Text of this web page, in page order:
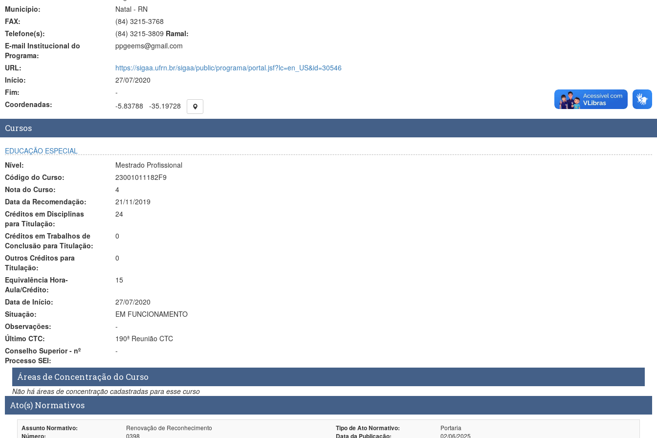
Município:
Natal - RN
FAX:
(84) 3215-3768
Telefone(s):
(84) 3215-3809 Ramal:
E-mail Institucional do
Programa:
ppgeems@gmail.com
URL:
https://sigaa.ufrn.br/sigaa/public/programa/portal.jsf?lc=en_US&id=30546
Início:
27/07/2020
Fim:
-
Coordenadas:
-5.83788 -35.19728
Cursos
EDUCAÇÃO ESPECIAL
Nível:
Mestrado Profissional
Código do Curso:
23001011182F9
Nota do Curso:
4
Data da Recomendação:
21/11/2019
Créditos em Disciplinas
para Titulação:
24
Créditos em Trabalhos de
Conclusão para Titulação:
0
Outros Créditos para
Titulação:
0
Equivalência Hora-
Aula/Crédito:
15
Data de Início:
27/07/2020
Situação:
EM FUNCIONAMENTO
Observações:
-
Último CTC:
190ª Reunião CTC
Conselho Superior - nº
Processo SEI:
-
Áreas de Concentração do Curso
Não há áreas de concentração cadastradas para esse curso
Ato(s) Normativos
Assunto Normativo: Renovação de Reconhecimento Tipo de Ato Normativo:
Portaria
Número:
0398 Data da Publicação: 02/06/2025